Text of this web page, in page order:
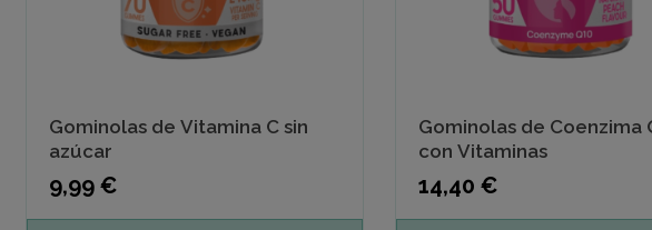
Gominolas de Vitamina C sin
azúcar
Precio
9,99 €
Gominolas de Coenzima
con Vitaminas
Precio
14,40 €